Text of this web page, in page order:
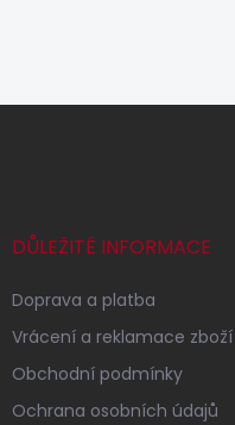
DŮLEŽITÉ INFORMACE
Doprava a platba
Vrácení a reklamace zboží
Obchodní podmínky
Ochrana osobních údajů